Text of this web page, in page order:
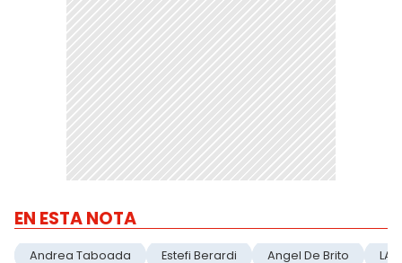
EN ESTA NOTA
Andrea Taboada Estefi Berardi Angel De Brito LAM